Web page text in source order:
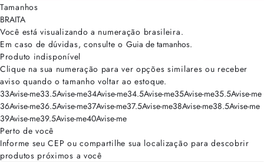
Tamanhos
BRAITA
Você está visualizando a numeração brasileira.
Em caso de dúvidas, consulte o Guia de tamanhos.
Produto indisponível
Clique na sua numeração para ver opções similares ou receber
aviso quando o tamanho voltar ao estoque.
33Avise-me33.5Avise-me34Avise-me34.5Avise-me35Avise-me35.5Avise-me
36Avise-me36.5Avise-me37Avise-me37.5Avise-me38Avise-me38.5Avise-me
39Avise-me39.5Avise-me40Avise-me
Perto de você
Informe seu CEP ou compartilhe sua localização para descobrir
produtos próximos a você